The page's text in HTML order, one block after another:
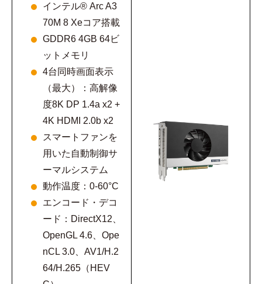
インテル® Arc A3
70M 8 Xeコア搭載
GDDR6 4GB 64ビ
ットメモリ
4台同時画面表示
（最大）：高解像
度8K DP 1.4a x2 +
4K HDMI 2.0b x2
スマートファンを
用いた自動制御サ
ーマルシステム
動作温度：0-60°C
エンコード・デコ
ード：DirectX12、
OpenGL 4.6、Ope
nCL 3.0、AV1/H.2
64/H.265（HEV